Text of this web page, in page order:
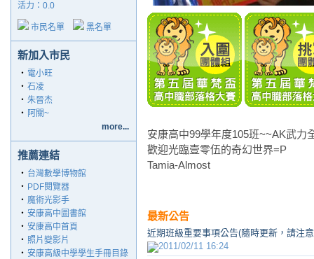
活力：0.0
市民名單 黑名單
新加入市民
‧ 電小旺
‧ 石凌
‧ 朱晉杰
‧ 阿關~
more...
推薦連結
‧ 台灣數學博物館
‧ PDF閱覽器
‧ 魔術光影手
‧ 安康高中圖書館
‧ 安康高中首頁
‧ 照片變影片
‧ 安康高級中學學生手冊目錄
安康高中99學年度105班~~AK武力
歡迎光臨壹零伍的奇幻世界=P
Tamia-Almost
最新公告
近期班級重要事項公告(隨時更新，請注
2011/02/11 16:24